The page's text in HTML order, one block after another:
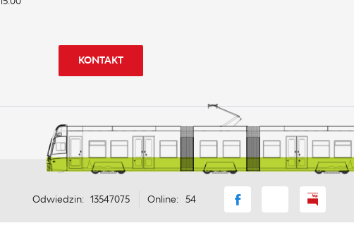
KONTAKT
Odwiedzin: 13547075 Online: 54